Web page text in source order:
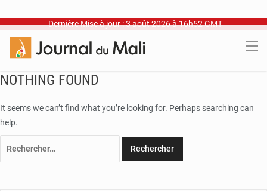
Dernière Mise à jour : 3 août 2026 à 16h52 GMT
NOTHING FOUND
It seems we can’t find what you’re looking for. Perhaps searching can
help.